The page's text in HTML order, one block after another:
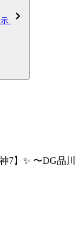
7】✨ 〜DG品川